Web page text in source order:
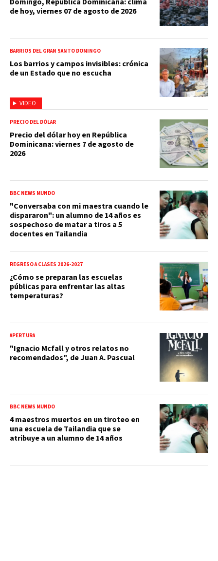
de hoy, viernes 07 de agosto de 2026
VIDEO
BARRIOS DEL GRAN SANTO DOMINGO
Los barrios y campos invisibles: crónica
de un Estado que no escucha
PRECIO DEL DÓLAR
Precio del dólar hoy en República
Dominicana: viernes 7 de agosto de
2026
BBC NEWS MUNDO
"Conversaba con mi maestra cuando le
dispararon": un alumno de 14 años es
sospechoso de matar a tiros a 5
docentes en Tailandia
REGRESO A CLASES 2026-2027
¿Cómo se preparan las escuelas
públicas para enfrentar las altas
temperaturas?
APERTURA
"Ignacio Mcfall y otros relatos no
recomendados", de Juan A. Pascual
BBC NEWS MUNDO
4 maestros muertos en un tiroteo en
una escuela de Tailandia que se
atribuye a un alumno de 14 años